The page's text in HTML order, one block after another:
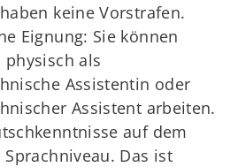
keine Vorstrafen.
Eignung: Sie können
als
Assistentin oder
Assistent arbeiten.
auf dem
Das ist